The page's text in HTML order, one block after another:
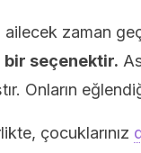
ailecek zaman
bir seçenektir.
Onların
çocuklarınız